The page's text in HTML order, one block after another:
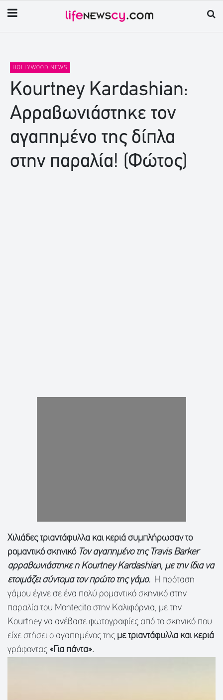
HOLLYWOOD NEWS
Kourtney Kardashian:
Αρραβωνιάστηκε τον
αγαπημένο της δίπλα
στην παραλία! (Φώτος)
Χιλιάδες τριαντάφυλλα και κεριά συμπλήρωσαν το
ρομαντικό σκηνικό Τον αγαπημένο της Travis Barker
αρραβωνιάστηκε η Kourtney Kardashian, με την ίδια να
ετοιμάζει σύντομα τον πρώτο της γάμο. Η πρόταση
γάμου έγινε σε ένα πολύ ρομαντικό σκηνικό στην
παραλία του Montecito στην Καλιφόρνια, με την
Kourtney να ανέβασε φωτογραφίες από το σκηνικό που
είχε στήσει ο αγαπημένος της με τριαντάφυλλα και κεριά
γράφοντας «Για πάντα».